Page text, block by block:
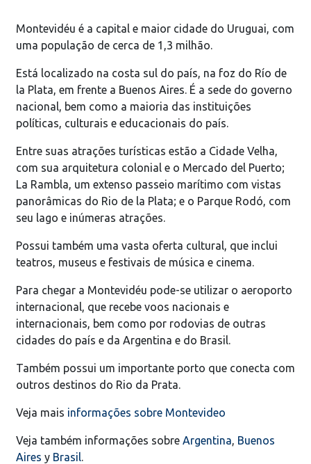
Montevidéu é a capital e maior cidade do Uruguai, com
uma população de cerca de 1,3 milhão.
Está localizado na costa sul do país, na foz do Río de
la Plata, em frente a Buenos Aires. É a sede do governo
nacional, bem como a maioria das instituições
políticas, culturais e educacionais do país.
Entre suas atrações turísticas estão a Cidade Velha,
com sua arquitetura colonial e o Mercado del Puerto;
La Rambla, um extenso passeio marítimo com vistas
panorâmicas do Rio de la Plata; e o Parque Rodó, com
seu lago e inúmeras atrações.
Possui também uma vasta oferta cultural, que inclui
teatros, museus e festivais de música e cinema.
Para chegar a Montevidéu pode-se utilizar o aeroporto
internacional, que recebe voos nacionais e
internacionais, bem como por rodovias de outras
cidades do país e da Argentina e do Brasil.
Também possui um importante porto que conecta com
outros destinos do Rio da Prata.
Veja mais informações sobre Montevideo
Veja também informações sobre Argentina, Buenos
Aires y Brasil.